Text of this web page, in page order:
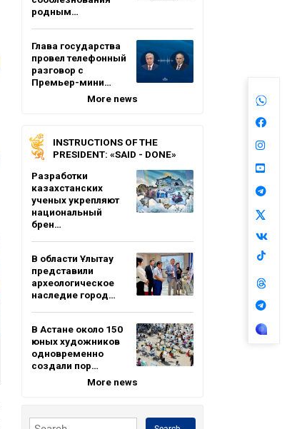
родным…
Глава государства
провел телефонный
разговор с
Премьер-мини…
More news
INSTRUCTIONS OF THE
PRESIDENT: «SAID - DONE»
Разработки
казахстанских
ученых укрепляют
национальный
брен…
В области Ұлытау
представили
археологическое
наследие город…
В Астане около 150
юных художников
одновременно
создали пор…
More news